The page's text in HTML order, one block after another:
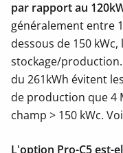
par rapport au
généralement entre
dessous de 150
stockage/production.
du 261kWh évitent
de production que 4
champ > 150 kWc.
L'option Pro-C5 est-